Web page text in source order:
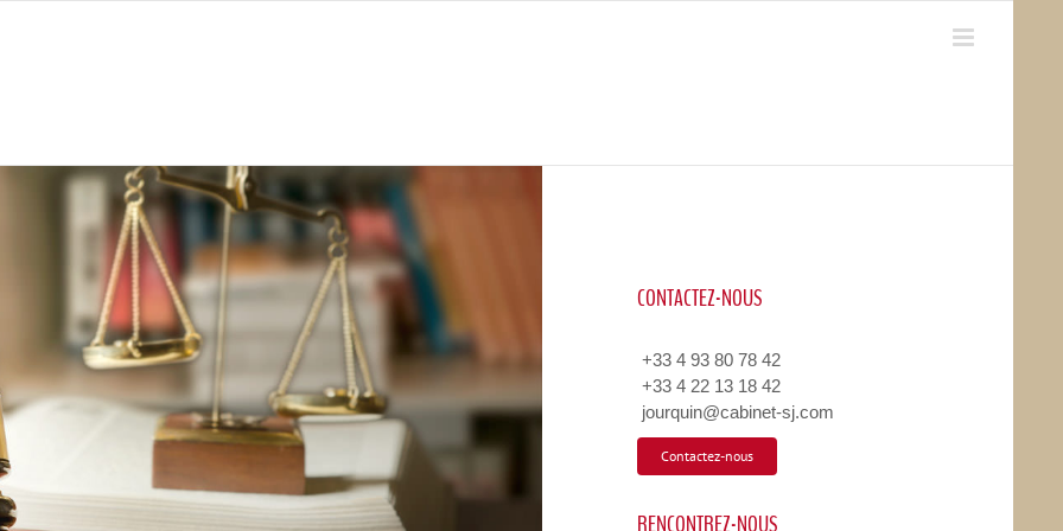
CONTACTEZ-NOUS
+33 4 93 80 78 42
+33 4 22 13 18 42
jourquin@cabinet-sj.com
Contactez-nous
RENCONTREZ-NOUS